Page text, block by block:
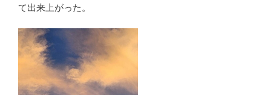
て出来上がった。